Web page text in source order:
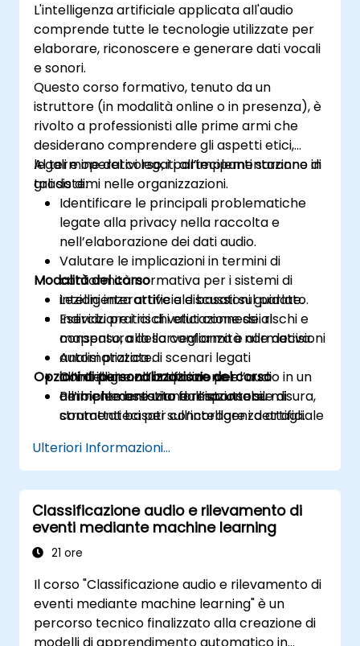
L'intelligenza artificiale applicata all'audio
comprende tutte le tecnologie utilizzate per
elaborare, riconoscere e generare dati vocali
e sonori.
Questo corso formativo, tenuto da un
istruttore (in modalità online o in presenza), è
rivolto a professionisti alle prime armi che
desiderano comprendere gli aspetti etici,
legali e operativi legati all’implementazione di
tali sistemi nelle organizzazioni.
Al termine del corso, i partecipanti saranno in
grado di:
Identificare le principali problematiche
legate alla privacy nella raccolta e
nell’elaborazione dei dati audio.
Valutare le implicazioni in termini di
conformità normativa per i sistemi di
intelligenza artificiale basati sul parlato.
Individuare i rischi etici connessi al
consenso, alla sorveglianza e alle decisioni
automatizzate.
Contribuire all’acquisizione e
all’implementazione responsabile di
strumenti basati sull’intelligenza artificiale
Modalità del corso
Lezioni interattive e discussioni guidate.
Esercizi pratici di valutazione dei rischi e
mappatura della conformità normativa.
Analisi pratica di scenari legati
all’intelligenza artificiale per l’audio in un
ambiente assistito dall’istruttore.
Opzioni di personalizzazione del corso
Per richiedere una formazione su misura,
contattateci per concordare i dettagli.
Ulteriori Informazioni...
Classificazione audio e rilevamento di
eventi mediante machine learning
21 ore
Il corso "Classificazione audio e rilevamento di
eventi mediante machine learning" è un
percorso tecnico finalizzato alla creazione di